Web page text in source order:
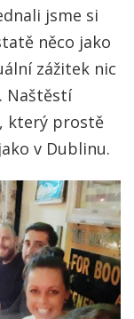
jsme si
něco jako
zážitek nic
Naštěstí
který prostě
v Dublinu.